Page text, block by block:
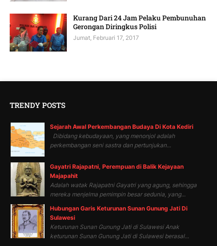
Kurang Dari 24 Jam Pelaku Pembunuhan
Gerongan Diringkus Polisi
Jumat, Februari 17, 2017
TRENDY POSTS
Sejarah Awal Perkembangan Budaya Di Kota Kediri
Dibidang kebudayaan, yang menonjol adalah
perkembangan seni sastra dan pertunjukan...
Gayatri Rajapatni, Perempuan di Balik Kejayaan
Majapahit
Adalah watak Rajapatni Gayatri yang agung, sehingga
mereka menjelma pemimpin besar sedunia, yang...
Hubungan Garis Keturunan Sunan Gunung Jati Di
Sulawesi
Keturunan Sunan Gunung Jati di Sulawesi Anak
keturunan Sunan Gunung Jati di Sulawesi berasal...